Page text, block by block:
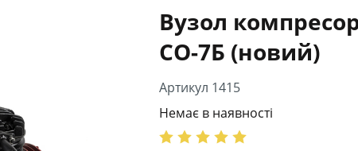
Вузол
СО-7Б (новий)
Артикул 1415
Немає в наявності